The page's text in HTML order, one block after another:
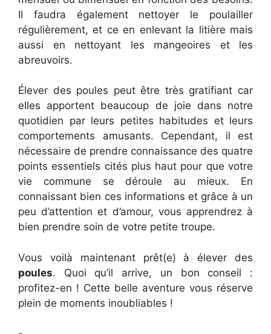
Il faudra également nettoyer le poulailler
régulièrement, et ce en enlevant la litière mais
aussi en nettoyant les mangeoires et les
abreuvoirs.
Élever des poules peut être très gratifiant car
elles apportent beaucoup de joie dans notre
quotidien par leurs petites habitudes et leurs
comportements amusants. Cependant, il est
nécessaire de prendre connaissance des quatre
points essentiels cités plus haut pour que votre
vie commune se déroule au mieux. En
connaissant bien ces informations et grâce à un
peu d’attention et d’amour, vous apprendrez à
bien prendre soin de votre petite troupe.
Vous voilà maintenant prêt(e) à élever des
poules. Quoi qu’il arrive, un bon conseil :
profitez-en ! Cette belle aventure vous réserve
plein de moments inoubliables !